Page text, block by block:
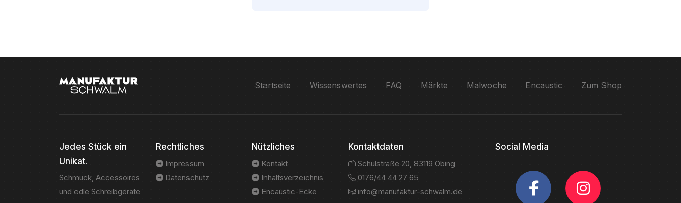
Startseite Wissenswertes FAQ Märkte Malwoche Encaustic Zum Shop
Jedes Stück ein
Unikat.
Schmuck, Accessoires
und edle Schreibgeräte
Rechtliches
Impressum
Datenschutz
Nützliches
Kontakt
Inhaltsverzeichnis
Encaustic-Ecke
Kontaktdaten
Schulstraße 20, 83119 Obing
0176/44 44 27 65
info@manufaktur-schwalm.de
Social Media